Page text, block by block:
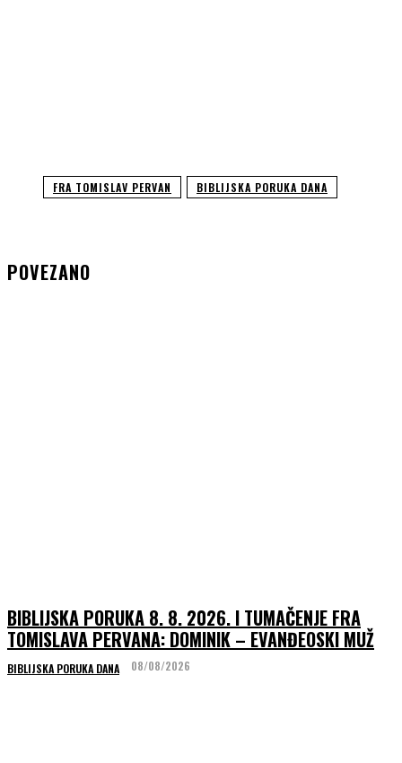
FRA TOMISLAV PERVAN BIBLIJSKA PORUKA DANA
POVEZANO
BIBLIJSKA PORUKA 8. 8. 2026. I TUMAČENJE FRA
TOMISLAVA PERVANA: DOMINIK – EVANĐEOSKI MUŽ
BIBLIJSKA PORUKA DANA 08/08/2026